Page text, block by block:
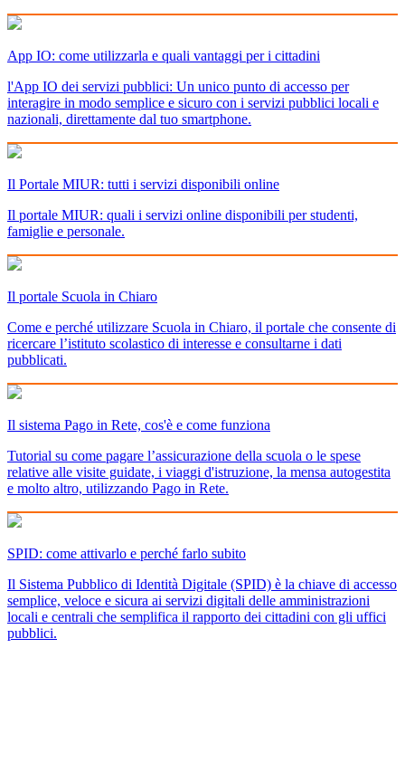
App IO: come utilizzarla e quali vantaggi per i cittadini
l'App IO dei servizi pubblici: Un unico punto di accesso per
interagire in modo semplice e sicuro con i servizi pubblici locali e
nazionali, direttamente dal tuo smartphone.
Il Portale MIUR: tutti i servizi disponibili online
Il portale MIUR: quali i servizi online disponibili per studenti,
famiglie e personale.
Il portale Scuola in Chiaro
Come e perché utilizzare Scuola in Chiaro, il portale che consente di
ricercare l’istituto scolastico di interesse e consultarne i dati
pubblicati.
Il sistema Pago in Rete, cos'è e come funziona
Tutorial su come pagare l’assicurazione della scuola o le spese
relative alle visite guidate, i viaggi d'istruzione, la mensa autogestita
e molto altro, utilizzando Pago in Rete.
SPID: come attivarlo e perché farlo subito
Il Sistema Pubblico di Identità Digitale (SPID) è la chiave di accesso
semplice, veloce e sicura ai servizi digitali delle amministrazioni
locali e centrali che semplifica il rapporto dei cittadini con gli uffici
pubblici.